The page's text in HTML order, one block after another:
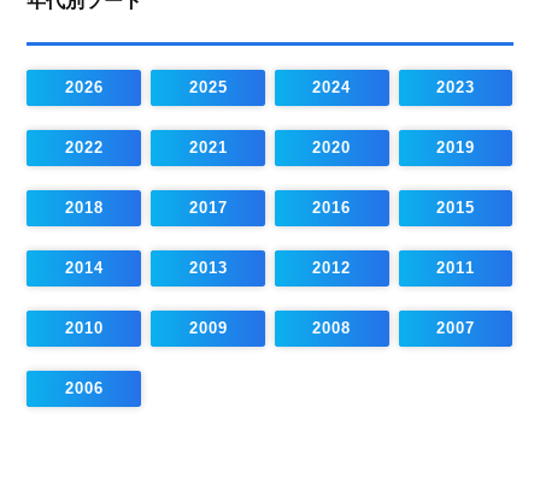
2026 2025 2024 2023
2022 2021 2020 2019
2018 2017 2016 2015
2014 2013 2012 2011
2010 2009 2008 2007
2006